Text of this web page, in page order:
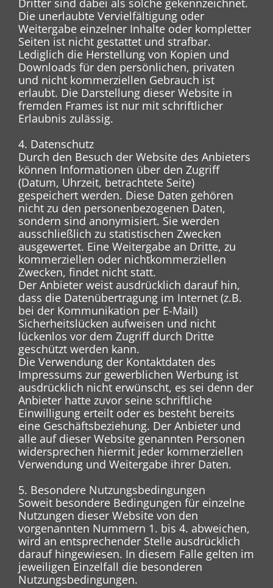
Dritter sind dabei als solche gekennzeichnet.
Die unerlaubte Vervielfältigung oder
Weitergabe einzelner Inhalte oder kompletter
Seiten ist nicht gestattet und strafbar.
Lediglich die Herstellung von Kopien und
Downloads für den persönlichen, privaten
und nicht kommerziellen Gebrauch ist
erlaubt. Die Darstellung dieser Website in
fremden Frames ist nur mit schriftlicher
Erlaubnis zulässig.
4. Datenschutz
Durch den Besuch der Website des Anbieters
können Informationen über den Zugriff
(Datum, Uhrzeit, betrachtete Seite)
gespeichert werden. Diese Daten gehören
nicht zu den personenbezogenen Daten,
sondern sind anonymisiert. Sie werden
ausschließlich zu statistischen Zwecken
ausgewertet. Eine Weitergabe an Dritte, zu
kommerziellen oder nichtkommerziellen
Zwecken, findet nicht statt.
Der Anbieter weist ausdrücklich darauf hin,
dass die Datenübertragung im Internet (z.B.
bei der Kommunikation per E-Mail)
Sicherheitslücken aufweisen und nicht
lückenlos vor dem Zugriff durch Dritte
geschützt werden kann.
Die Verwendung der Kontaktdaten des
Impressums zur gewerblichen Werbung ist
ausdrücklich nicht erwünscht, es sei denn der
Anbieter hatte zuvor seine schriftliche
Einwilligung erteilt oder es besteht bereits
eine Geschäftsbeziehung. Der Anbieter und
alle auf dieser Website genannten Personen
widersprechen hiermit jeder kommerziellen
Verwendung und Weitergabe ihrer Daten.
5. Besondere Nutzungsbedingungen
Soweit besondere Bedingungen für einzelne
Nutzungen dieser Website von den
vorgenannten Nummern 1. bis 4. abweichen,
wird an entsprechender Stelle ausdrücklich
darauf hingewiesen. In diesem Falle gelten im
jeweiligen Einzelfall die besonderen
Nutzungsbedingungen.